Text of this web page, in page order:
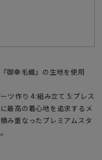
御幸毛織』の生地を使用
ツ作り 4:組み立て 5:プレス
最高の着心地を追求するメ
み重なったプレミアムスタ